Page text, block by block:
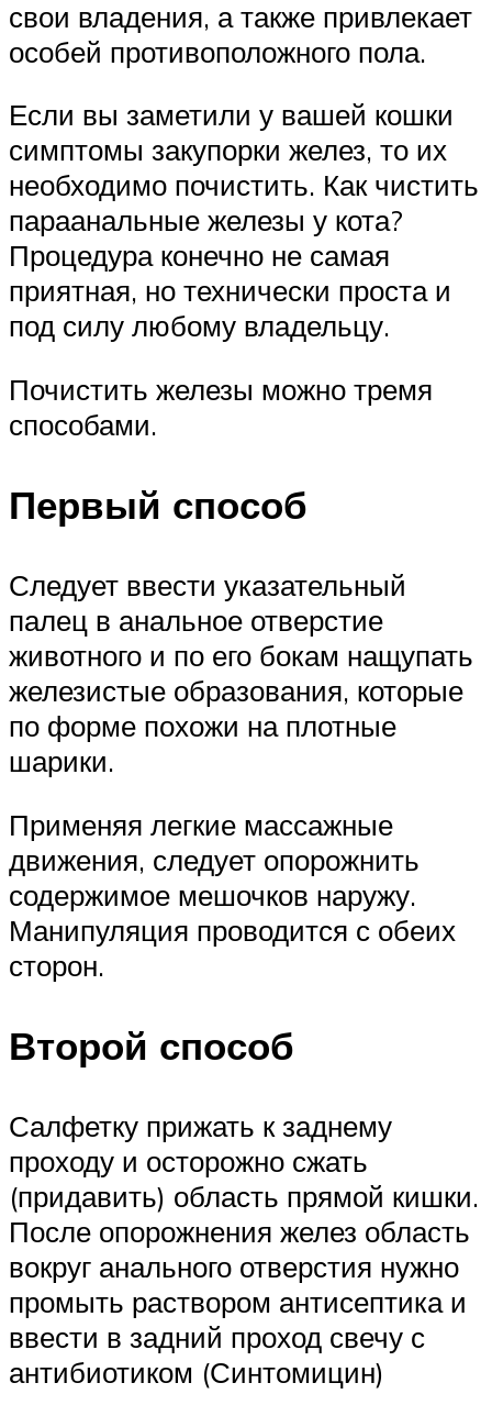
свои владения, а также привлекает
особей противоположного пола.
Если вы заметили у вашей кошки
симптомы закупорки желез, то их
необходимо почистить. Как чистить
параанальные железы у кота?
Процедура конечно не самая
приятная, но технически проста и
под силу любому владельцу.
Почистить железы можно тремя
способами.
Первый способ
Следует ввести указательный
палец в анальное отверстие
животного и по его бокам нащупать
железистые образования, которые
по форме похожи на плотные
шарики.
Применяя легкие массажные
движения, следует опорожнить
содержимое мешочков наружу.
Манипуляция проводится с обеих
сторон.
Второй способ
Салфетку прижать к заднему
проходу и осторожно сжать
(придавить) область прямой кишки.
После опорожнения желез область
вокруг анального отверстия нужно
промыть раствором антисептика и
ввести в задний проход свечу с
антибиотиком (Синтомицин)